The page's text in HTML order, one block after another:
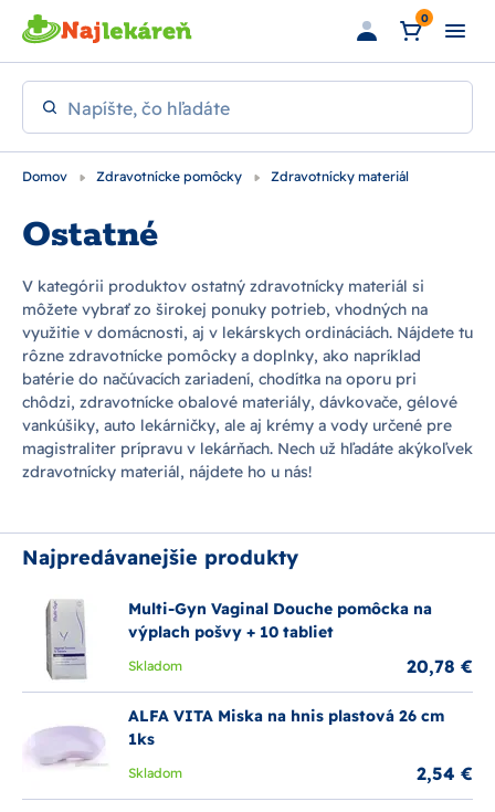
Preskočiť na hlavný obsah 0
Napíšte, čo hľadáte
Domov Zdravotnícke pomôcky Zdravotnícky materiál
Ostatné
V kategórii produktov ostatný zdravotnícky materiál si
môžete vybrať zo širokej ponuky potrieb, vhodných na
využitie v domácnosti, aj v lekárskych ordináciách. Nájdete tu
rôzne zdravotnícke pomôcky a doplnky, ako napríklad
batérie do načúvacích zariadení, chodítka na oporu pri
chôdzi, zdravotnícke obalové materiály, dávkovače, gélové
vankúšiky, auto lekárničky, ale aj krémy a vody určené pre
magistraliter prípravu v lekárňach. Nech už hľadáte akýkoľvek
zdravotnícky materiál, nájdete ho u nás!
Najpredávanejšie produkty
Multi-Gyn Vaginal Douche pomôcka na
výplach pošvy + 10 tabliet
Skladom 20,78 €
ALFA VITA Miska na hnis plastová 26 cm
1ks
Skladom 2,54 €